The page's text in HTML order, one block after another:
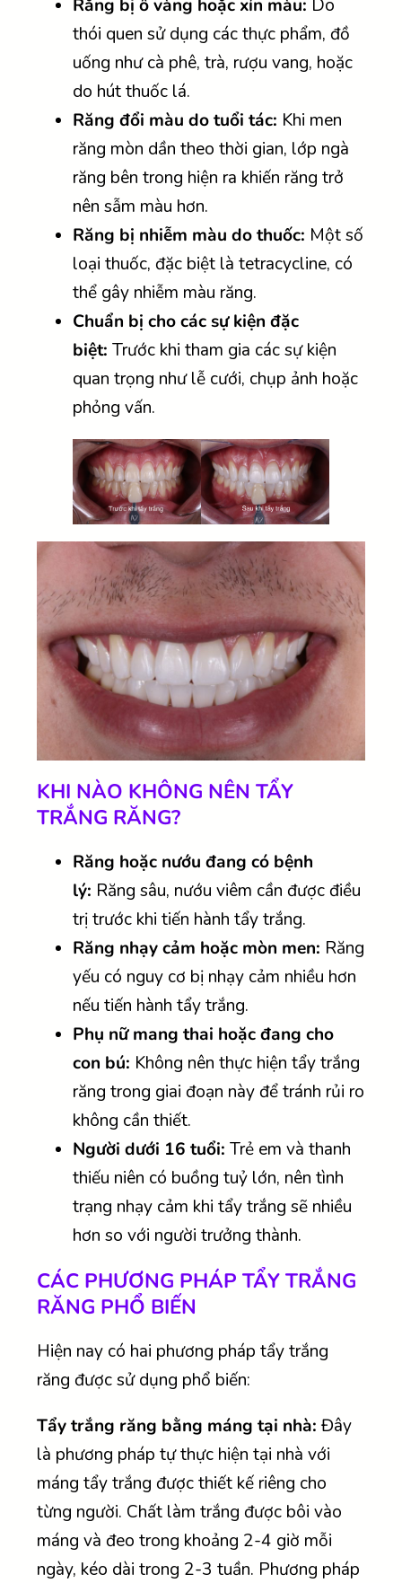
Răng bị ố vàng hoặc xỉn màu: Do
thói quen sử dụng các thực phẩm, đồ
uống như cà phê, trà, rượu vang, hoặc
do hút thuốc lá.
Răng đổi màu do tuổi tác: Khi men
răng mòn dần theo thời gian, lớp ngà
răng bên trong hiện ra khiến răng trở
nên sẫm màu hơn.
Răng bị nhiễm màu do thuốc: Một số
loại thuốc, đặc biệt là tetracycline, có
thể gây nhiễm màu răng.
Chuẩn bị cho các sự kiện đặc
biệt: Trước khi tham gia các sự kiện
quan trọng như lễ cưới, chụp ảnh hoặc
phỏng vấn.
KHI NÀO KHÔNG NÊN TẨY
TRẮNG RĂNG?
Răng hoặc nướu đang có bệnh
lý: Răng sâu, nướu viêm cần được điều
trị trước khi tiến hành tẩy trắng.
Răng nhạy cảm hoặc mòn men: Răng
yếu có nguy cơ bị nhạy cảm nhiều hơn
nếu tiến hành tẩy trắng.
Phụ nữ mang thai hoặc đang cho
con bú: Không nên thực hiện tẩy trắng
răng trong giai đoạn này để tránh rủi ro
không cần thiết.
Người dưới 16 tuổi: Trẻ em và thanh
thiếu niên có buồng tuỷ lớn, nên tình
trạng nhạy cảm khi tẩy trắng sẽ nhiều
hơn so với người trưởng thành.
CÁC PHƯƠNG PHÁP TẨY TRẮNG
RĂNG PHỔ BIẾN
Hiện nay có hai phương pháp tẩy trắng
răng được sử dụng phổ biến:
Tẩy trắng răng bằng máng tại nhà: Đây
là phương pháp tự thực hiện tại nhà với
máng tẩy trắng được thiết kế riêng cho
từng người. Chất làm trắng được bôi vào
máng và đeo trong khoảng 2-4 giờ mỗi
ngày, kéo dài trong 2-3 tuần. Phương pháp